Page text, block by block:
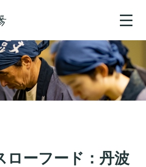
toggle
ローフード：丹波